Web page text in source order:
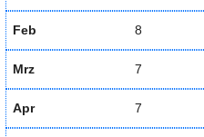
Feb 8
Mrz 7
Apr 7